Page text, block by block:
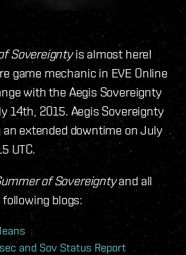
Sovereigntyis almost here!
game mechanic in EVE Online
with the Aegis Sovereignty
14th, 2015. Aegis Sovereignty
an extended downtime on July
UTC.
of Sovereigntyand all
blogs:
and Sov Status Report